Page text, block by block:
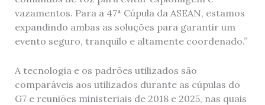
vazamentos. Para a 47ª Cúpula da ASEAN, estamos
expandindo ambas as soluções para garantir um
evento seguro, tranquilo e altamente coordenado.”
A tecnologia e os padrões utilizados são
comparáveis ​​aos utilizados durante as cúpulas do
G7 e reuniões ministeriais de 2018 e 2025, nas quais